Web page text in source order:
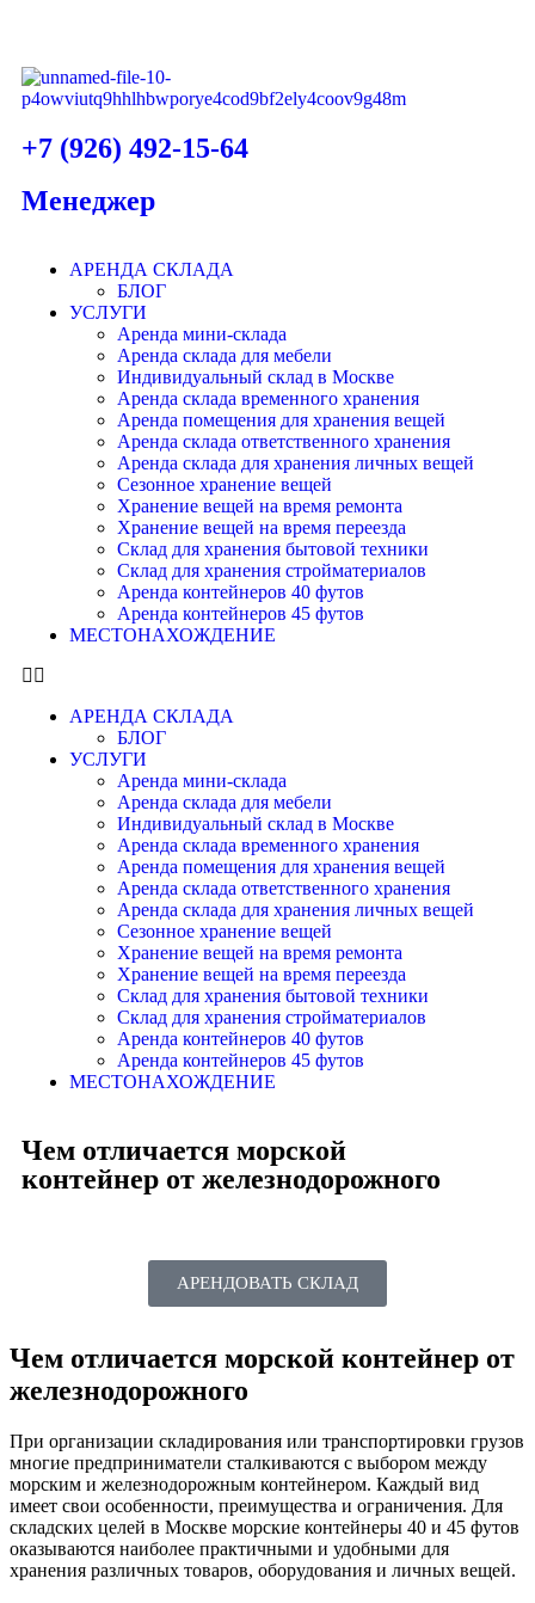
+7 (926) 492-15-64
Менеджер
АРЕНДА СКЛАДА
БЛОГ
УСЛУГИ
Аренда мини-склада
Аренда склада для мебели
Индивидуальный склад в Москве
Аренда склада временного хранения
Аренда помещения для хранения вещей
Аренда склада ответственного хранения
Аренда склада для хранения личных вещей
Сезонное хранение вещей
Хранение вещей на время ремонта
Хранение вещей на время переезда
Склад для хранения бытовой техники
Склад для хранения стройматериалов
Аренда контейнеров 40 футов
Аренда контейнеров 45 футов
МЕСТОНАХОЖДЕНИЕ
АРЕНДА СКЛАДА
БЛОГ
УСЛУГИ
Аренда мини-склада
Аренда склада для мебели
Индивидуальный склад в Москве
Аренда склада временного хранения
Аренда помещения для хранения вещей
Аренда склада ответственного хранения
Аренда склада для хранения личных вещей
Сезонное хранение вещей
Хранение вещей на время ремонта
Хранение вещей на время переезда
Склад для хранения бытовой техники
Склад для хранения стройматериалов
Аренда контейнеров 40 футов
Аренда контейнеров 45 футов
МЕСТОНАХОЖДЕНИЕ
Чем отличается морской
контейнер от железнодорожного
АРЕНДОВАТЬ СКЛАД
Чем отличается морской контейнер от
железнодорожного
При организации складирования или транспортировки грузов
многие предприниматели сталкиваются с выбором между
морским и железнодорожным контейнером. Каждый вид
имеет свои особенности, преимущества и ограничения. Для
складских целей в Москве морские контейнеры 40 и 45 футов
оказываются наиболее практичными и удобными для
хранения различных товаров, оборудования и личных вещей.